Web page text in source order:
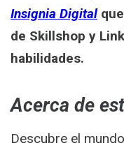
Insignia Digital
de Skillshop y
habilidades.
Acerca de
Descubre el